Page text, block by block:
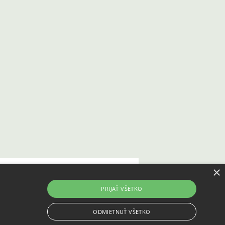
Kontaktné údaje
Zásady používania cookies
Vrátenie tovaru do 14 dní
×
PRIJAŤ VŠETKO
ODMIETNUŤ VŠETKO